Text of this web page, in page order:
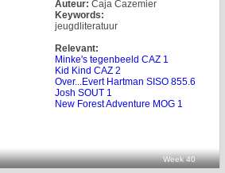
Auteur: Caja Cazemier
Keywords:
jeugdliteratuur
Relevant:
Minke's tegenbeeld CAZ 1
Kid Kind CAZ 2
Over...Evert Hartman SISO 855.6
Josh SOUT 1
New Forest Adventure MOG 1
Week 40